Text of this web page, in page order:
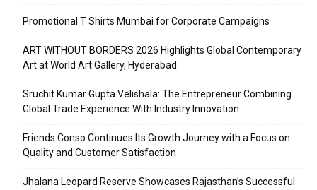
Promotional T Shirts Mumbai for Corporate Campaigns
ART WITHOUT BORDERS 2026 Highlights Global Contemporary
Art at World Art Gallery, Hyderabad
Sruchit Kumar Gupta Velishala: The Entrepreneur Combining
Global Trade Experience With Industry Innovation
Friends Conso Continues Its Growth Journey with a Focus on
Quality and Customer Satisfaction
Jhalana Leopard Reserve Showcases Rajasthan’s Successful